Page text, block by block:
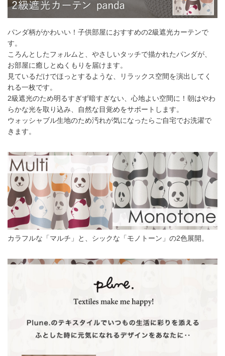
パンダ柄がかわいい！子供部屋におすすめの2級遮光カーテンで
す。
ころんとしたフォルムと、やさしいタッチで描かれたパンダが、
お部屋に癒しとぬくもりを届けます。
見ているだけでほっとするような、リラックス空間を演出してく
れる一枚です。
2級遮光のため明るすぎず暗すぎない、心地よい空間に！朝はやわ
らかな光を取り込み、自然な目覚めをサポートします。
ウォッシャブル生地のため汚れが気になったらご自宅でお洗濯で
きます。
カラフルな「マルチ」と、シックな「モノトーン」の2色展開。